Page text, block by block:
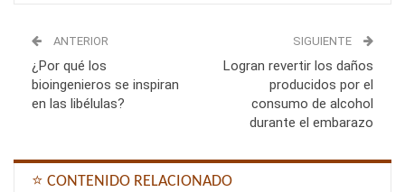
ANTERIOR
¿Por qué los
bioingenieros se inspiran
en las libélulas?
SIGUIENTE
Logran revertir los daños
producidos por el
consumo de alcohol
durante el embarazo
⭐ CONTENIDO RELACIONADO